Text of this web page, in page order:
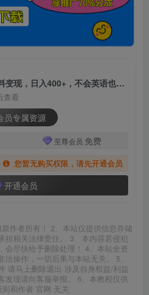
（7234期）小红书英语资料变现，日入400+，不会英语也能做，长期项目（附2828G资料）
查看
员专属资源
至尊会员 免费
您暂无购买权限，请先开通会员
开通会员
作者所有！ 2、本站仅提供信息存储
担相关法律责任。 3、本内容若侵犯
会尽快给予删除处理！ 4、本站全资
操作，一切后果与本站无关。 5、
请马上删除退出 涉及自身权益/利益
发现请向客服举报。 6、本教程仅供
和作者 官网 无关